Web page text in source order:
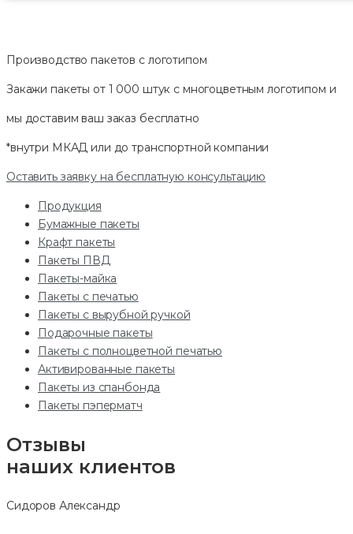
Производство пакетов с логотипом
Закажи пакеты от 1 000 штук с многоцветным логотипом и
мы доставим ваш заказ бесплатно
*внутри МКАД или до транспортной компании
Оставить заявку на бесплатную консультацию
Продукция
Бумажные пакеты
Крафт пакеты
Пакеты ПВД
Пакеты-майка
Пакеты с печатью
Пакеты с вырубной ручкой
Подарочные пакеты
Пакеты с полноцветной печатью
Активированные пакеты
Пакеты из спанбонда
Пакеты пэперматч
Отзывы
наших клиентов
Сидоров Александр